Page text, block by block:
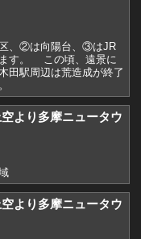
、②は向陽台、③はJR
す。 この頃、遠景に
田駅周辺は荒造成が終了
より多摩ニュータウ
より多摩ニュータウ